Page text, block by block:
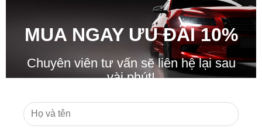
MUA NGAY ƯU ĐÃI10%
Chuyên viên tư vấn sẽ liên hệ lại sau
vài phút!